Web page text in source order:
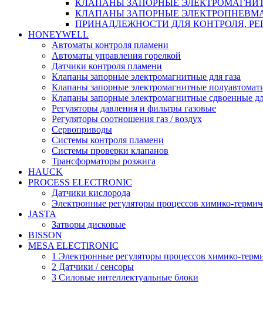
КЛАПАНЫ ЗАПОРНЫЕ
КЛАПАНЫ ЗАПОРНЫЕ
ПРИНАДЛЕЖНОСТИ ДЛЯ КОНТРОЛЯ,
HONEYWELL
Автоматы контроля пламени
Автоматы управления горелкой
Датчики контроля пламени
Клапаны запорные электромагнитные для газа
Клапаны запорные электромагнитные
Клапаны запорные электромагнитные сдвоенные
Регуляторы давления и фильтры газовые
Регуляторы соотношения газ / воздух
Сервоприводы
Системы контроля пламени
Системы проверки клапанов
Трансформаторы розжига
HAUCK
PROCESS ELECTRONIC
Датчики кислорода
Электронные регуляторы процессов химико-
JASTA
Затворы дисковые
BISSON
MESA ELECTlRONIC
1 Электронные регуляторы процессов химико-
2 Датчики / сенсоры
3 Силовые интеллектуальные блоки